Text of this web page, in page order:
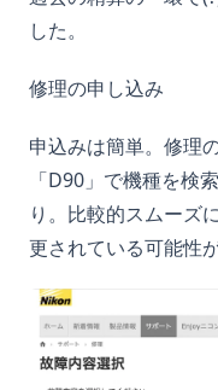
した。
修理の申し込み
申込みは簡単。 修理
「D90」で機種を検
り。比較的スムーズ
更されている可能性